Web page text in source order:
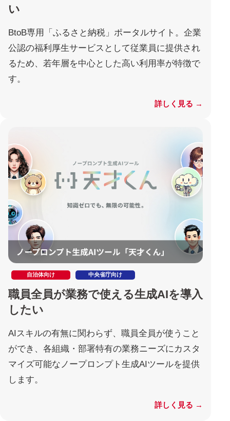
い
BtoB専用「ふるさと納税」ポータルサイト。企業
公認の福利厚生サービスとして従業員に提供され
るため、若年層を中心とした高い利用率が特徴で
す。
詳しく見る →
自治体向け 中央省庁向け
職員全員が業務で使える生成AIを導入
したい
AIスキルの有無に関わらず、職員全員が使うこと
ができ、各組織・部署特有の業務ニーズにカスタ
マイズ可能なノープロンプト生成AIツールを提供
します。
詳しく見る →